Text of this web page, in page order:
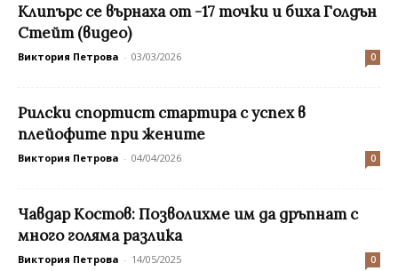
Клипърс се върнаха от -17 точки и биха Голдън
Стейт (видео)
Виктория Петрова - 03/03/2026 0
Рилски спортист стартира с успех в
плейофите при жените
Виктория Петрова - 04/04/2026 0
Чавдар Костов: Позволихме им да дръпнат с
много голяма разлика
Виктория Петрова - 14/05/2025 0